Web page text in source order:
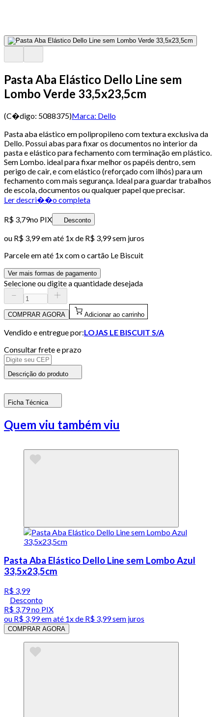
Pasta Aba Elástico Dello Line sem
Lombo Verde 33,5x23,5cm
(C�digo: 5088375)Marca: Dello
Pasta aba elástico em polipropileno com textura exclusiva da
Dello. Possui abas para fixar os documentos no interior da
pasta e elástico para fechamento com terminação em plástico.
Sem Lombo. ideal para fixar melhor os papéis dentro, sem
perigo de cair, e com elástico (reforçado com ilhós) para um
fechamento com mais segurança. Ideal para guardar trabalhos
de escola, documentos ou qualquer papel que precisar.
Ler descri��o completa
R$ 3,79no PIX Desconto
ou R$ 3,99em até 1x de R$ 3,99sem juros
Parcele em até 1x com o cartão Le Biscuit
Ver mais formas de pagamento
Selecione ou digite a quantidade desejada
COMPRAR AGORA Adicionar ao carrinho
Vendido e entregue por:LOJAS LE BISCUIT S/A
Consultar frete e prazo
Descrição do produto
Ficha Técnica
Quem viu também viu
Pasta Aba Elástico Dello Line sem Lombo Azul
33,5x23,5cm
R$ 3,99
Desconto
R$ 3,79no PIX
ou R$ 3,99em até 1x de R$ 3,99sem juros
COMPRAR AGORA